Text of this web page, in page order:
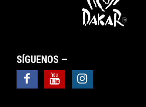
SÍGUENOS —